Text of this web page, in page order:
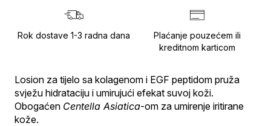
Rok dostave 1-3 radna dana
Plaćanje pouzećem ili
kreditnom karticom
Losion za tijelo sa kolagenom i EGF peptidom pruža
svježu hidrataciju i umirujući efekat suvoj koži.
Obogaćen Centella Asiatica-om za umirenje iritirane
kože.